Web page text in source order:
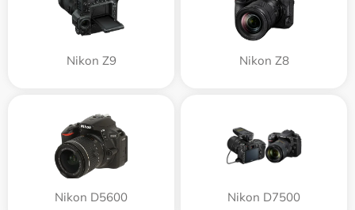
Nikon Z9 Nikon Z8
Nikon D5600 Nikon D7500